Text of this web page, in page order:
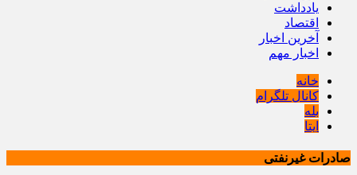
یادداشت
اقتصاد
آخرین اخبار
اخبار مهم
خانه
کانال تلگرام
بله
ایتا
صادرات غیرنفتی